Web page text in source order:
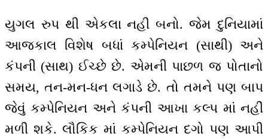
યુગલ રુપ થી એકલા નહીં બનો. જેમ દુનિયામાં
આજકાલ વિશેષ બધાં કમ્પેનિયન (સાથી) અને
કંપની (સાથ) ઈચ્છે છે. એમની પાછળ જ પોતાનો
સમય, તન-મન-ધન લગાડે છે. તો તમને પણ બાપ
જેવું કમ્પેનિયન અને કંપની આખા કલ્પ માં નહીં
મળી શકે. લૌકિક માં કમ્પેનિયન દગો પણ આપી